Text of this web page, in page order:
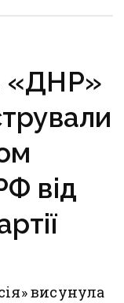
«ДНР»
від
висунула